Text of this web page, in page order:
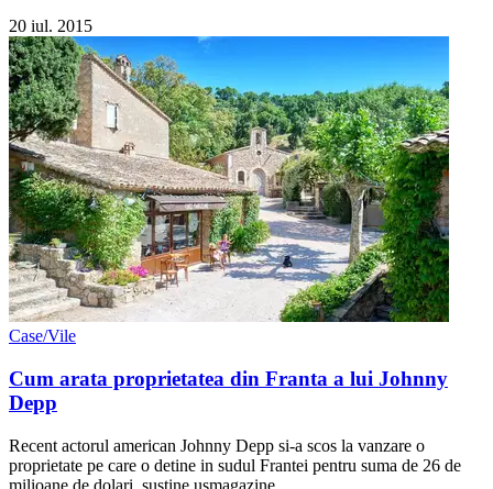
20 iul. 2015
Case/Vile
Cum arata proprietatea din Franta a lui Johnny
Depp
Recent actorul american Johnny Depp si-a scos la vanzare o
proprietate pe care o detine in sudul Frantei pentru suma de 26 de
milioane de dolari, sustine usmagazine.